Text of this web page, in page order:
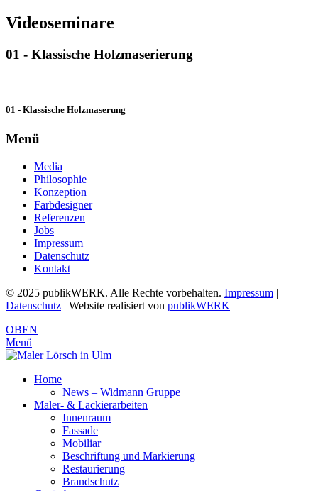
Videoseminare
01 - Klassische Holzmaserierung
01 - Klassische Holzmaserung
Menü
Media
Philosophie
Konzeption
Farbdesigner
Referenzen
Jobs
Impressum
Datenschutz
Kontakt
© 2025 publikWERK. Alle Rechte vorbehalten. Impressum |
Datenschutz | Website realisiert von publikWERK
OBEN
Menü
Home
News – Widmann Gruppe
Maler- & Lackierarbeiten
Innenraum
Fassade
Mobiliar
Beschriftung und Markierung
Restaurierung
Brandschutz